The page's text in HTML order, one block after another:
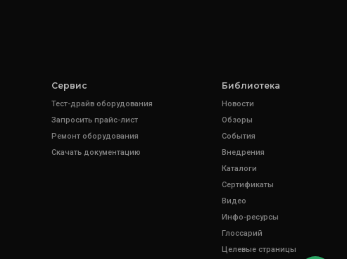
Сервис
Тест-драйв оборудования
Запросить прайс-лист
Ремонт оборудования
Скачать документацию
Библиотека
Новости
Обзоры
События
Внедрения
Каталоги
Сертификаты
Видео
Инфо-ресурсы
Глоссарий
Целевые страницы